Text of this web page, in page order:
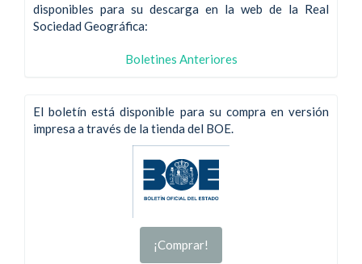
disponibles para su descarga en la web de la Real
Sociedad Geográfica:
Boletines Anteriores
El boletín está disponible para su compra en versión
impresa a través de la tienda del BOE.
¡Comprar!